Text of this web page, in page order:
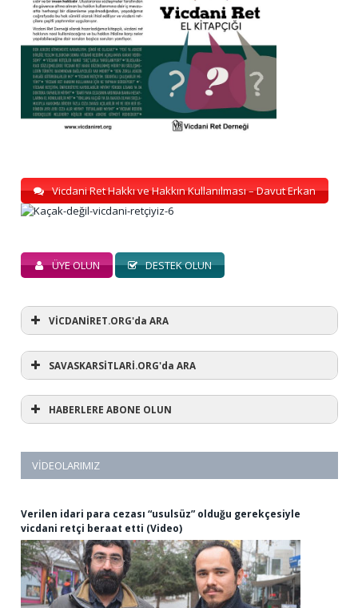
Vicdani Ret Hakkı ve Hakkın Kullanılması – Davut Erkan
ÜYE OLUN DESTEK OLUN
VİCDANİRET.ORG'da ARA
SAVASKARSİTLARİ.ORG'da ARA
HABERLERE ABONE OLUN
VIDEOLARIMIZ
Verilen idari para cezası “usulsüz” olduğu gerekçesiyle
vicdani retçi beraat etti (Video)